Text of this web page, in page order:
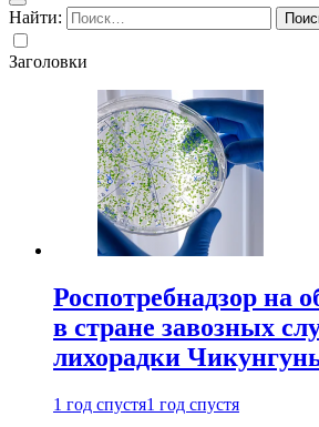
Найти:
Заголовки
Роспотребнадзор на
в стране завозных
лихорадки
1 год спустя1 год спустя